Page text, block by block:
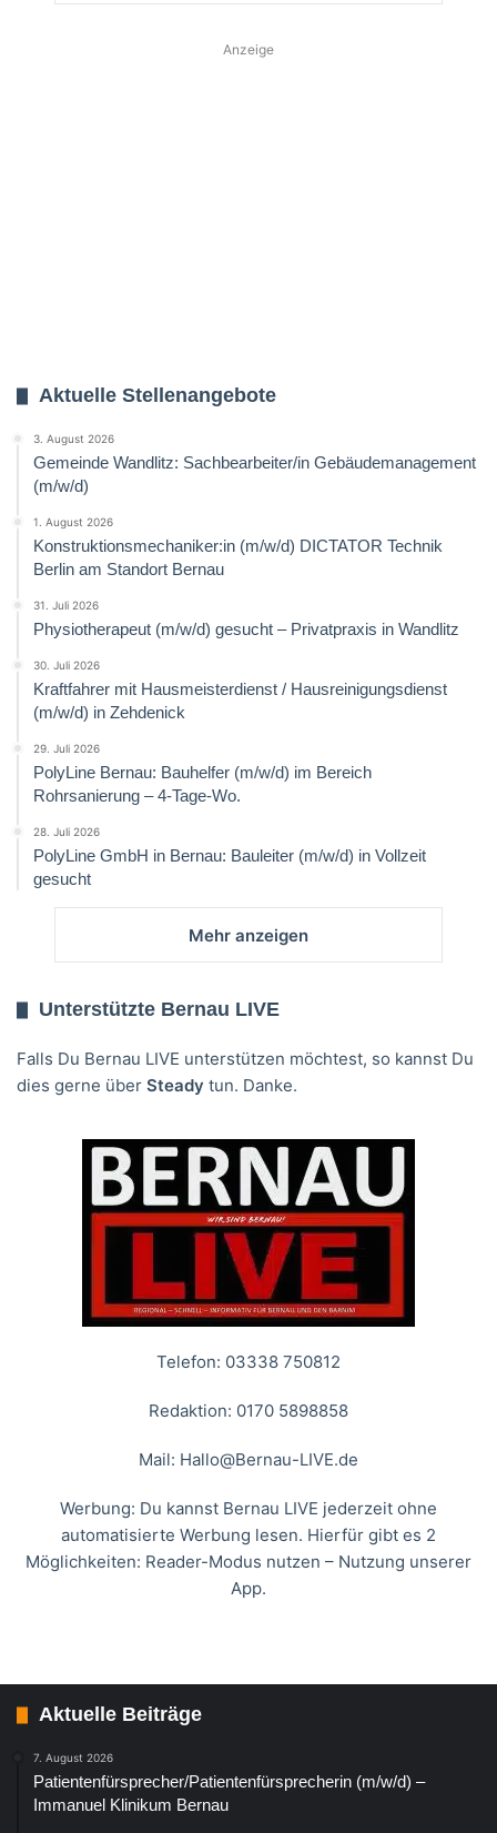
Anzeige
Aktuelle Stellenangebote
3. August 2026
Gemeinde Wandlitz: Sachbearbeiter/in Gebäudemanagement
(m/w/d)
1. August 2026
Konstruktionsmechaniker:in (m/w/d) DICTATOR Technik
Berlin am Standort Bernau
31. Juli 2026
Physiotherapeut (m/w/d) gesucht – Privatpraxis in Wandlitz
30. Juli 2026
Kraftfahrer mit Hausmeisterdienst / Hausreinigungsdienst
(m/w/d) in Zehdenick
29. Juli 2026
PolyLine Bernau: Bauhelfer (m/w/d) im Bereich
Rohrsanierung – 4-Tage-Wo.
28. Juli 2026
PolyLine GmbH in Bernau: Bauleiter (m/w/d) in Vollzeit
gesucht
Mehr anzeigen
Unterstützte Bernau LIVE
Falls Du Bernau LIVE unterstützen möchtest, so kannst Du
dies gerne über Steady tun. Danke.
Telefon: 03338 750812
Redaktion: 0170 5898858
Mail: Hallo@Bernau-LIVE.de
Werbung: Du kannst Bernau LIVE jederzeit ohne
automatisierte Werbung lesen. Hierfür gibt es 2
Möglichkeiten: Reader-Modus nutzen – Nutzung unserer
App.
Aktuelle Beiträge
7. August 2026
Patientenfürsprecher/Patientenfürsprecherin (m/w/d) –
Immanuel Klinikum Bernau